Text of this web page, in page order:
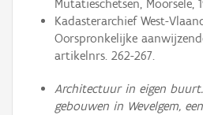
Mutatieschetsen, Moorsele,
Kadasterarchief West-
Oorspronkelijke
artikelnrs. 262-267.
Architectuur in eigen buurt.
gebouwen in Wevelgem,